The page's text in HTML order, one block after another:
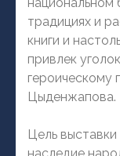
традициях и
книги и
привлек
героическому
Цыденжапова.
Цель